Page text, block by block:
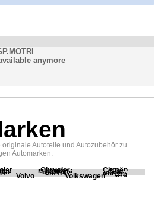
anymore
Autoteile und Autozubehör zu
Automarken.
Chrysler Citroën
Honda Kia
Mitsubishi Opel
Renault Scania
Smart Subaru
Volvo Volkswagen